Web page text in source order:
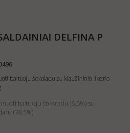
DELFINA P
baltuoju šokoladu su kiaušininio likerio
baltuoju šokoladu (6,5%) su
(38,5%)